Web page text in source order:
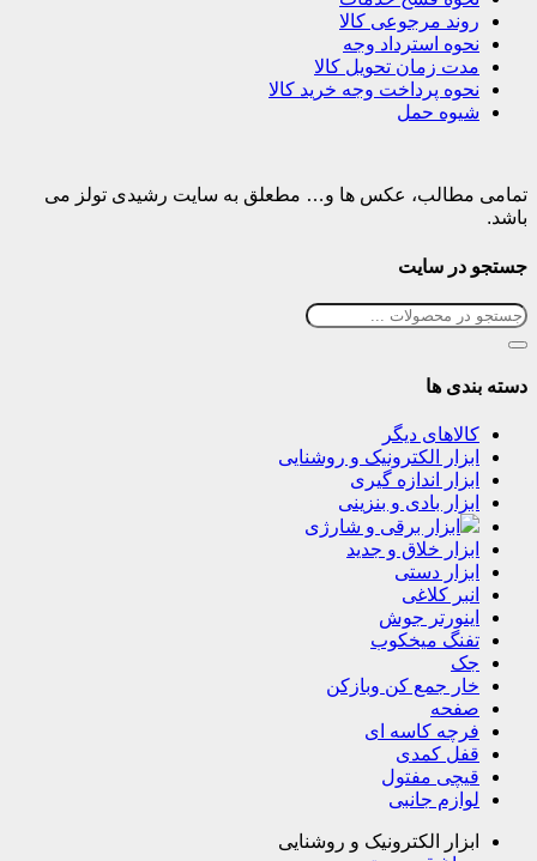
روند مرجوعی کالا
نحوه استرداد وجه
مدت زمان تحویل کالا
نحوه پرداخت وجه خرید کالا
شیوه حمل
تمامی مطالب، عکس ها و… مطعلق به سایت رشیدی تولز می
باشد.
جستجو در سایت
دسته بندی ها
کالاهای دیگر
ابزار الکترونیک و روشنایی
ابزار اندازه گیری
ابزار بادی و بنزینی
ابزار برقی و شارژی
ابزار خلاق و جدید
ابزار دستی
انبر کلاغی
اینورتر جوش
تفنگ میخکوب
جک
خار جمع کن وبازکن
صفحه
فرچه کاسه ای
قفل کمدی
قیچی مفتول
لوازم جانبی
ابزار الکترونیک و روشنایی